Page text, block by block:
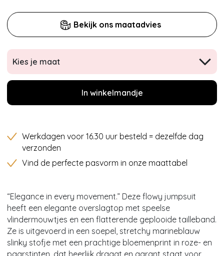
Bekijk ons maatadvies
Kies je maat
In winkelmandje
Werkdagen voor 16.30 uur besteld = dezelfde dag
verzonden
Vind de perfecte pasvorm in onze maattabel
“Elegance in every movement.” Deze flowy jumpsuit
heeft een elegante overslagtop met speelse
vlindermouwtjes en een flatterende geplooide tailleband.
Ze is uitgevoerd in een soepel, stretchy marineblauw
slinky stofje met een prachtige bloemenprint in roze- en